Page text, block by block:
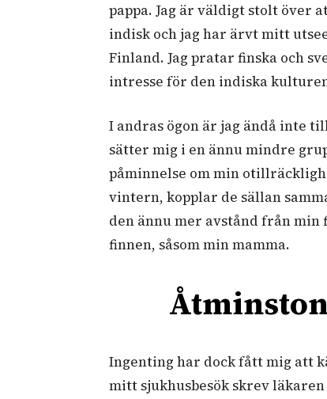
pappa. Jag är väldigt stolt över
indisk och jag har ärvt mitt
Finland. Jag pratar finska och
intresse för den indiska
I andras ögon är jag ändå inte
sätter mig i en ännu mindre
påminnelse om min
vintern, kopplar de sällan
den ännu mer avstånd från
finnen, såsom min mamma.
Ingenting har dock fått mig att
mitt sjukhusbesök skrev